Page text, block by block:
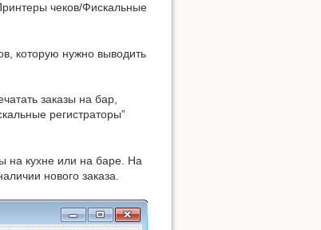
чеков/Фискальные
которую нужно выводить
заказы на бар,
регистраторы”
на кухне или на баре. На
нового заказа.